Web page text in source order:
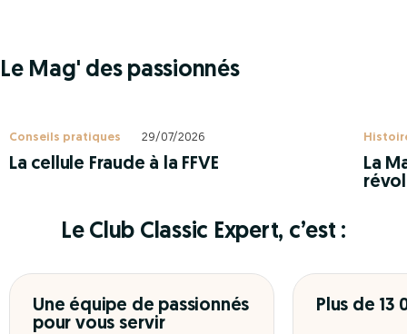
Le Mag' des passionnés
Conseils pratiques 29/07/2026
La cellule Fraude à la FFVE
La
Le Club Classic Expert, c’est :
Une équipe de passionnés
pour vous servir
Plus de 13